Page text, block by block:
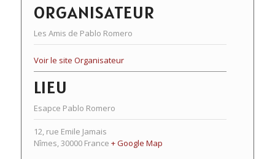
LIEU
Esapce Pablo Romero
12, rue Emile Jamais
Nîmes 30000 France + Google Map
ORGANISATEUR
Les Amis de Pablo Romero
Voir le site Organisateur